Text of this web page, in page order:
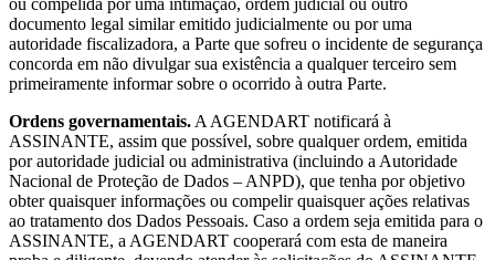
documento legal similar emitido judicialmente ou por uma
autoridade fiscalizadora, a Parte que sofreu o incidente de segurança
concorda em não divulgar sua existência a qualquer terceiro sem
primeiramente informar sobre o ocorrido à outra Parte.
Ordens governamentais. A AGENDART notificará à
ASSINANTE, assim que possível, sobre qualquer ordem, emitida
por autoridade judicial ou administrativa (incluindo a Autoridade
Nacional de Proteção de Dados – ANPD), que tenha por objetivo
obter quaisquer informações ou compelir quaisquer ações relativas
ao tratamento dos Dados Pessoais. Caso a ordem seja emitida para o
ASSINANTE, a AGENDART cooperará com esta de maneira